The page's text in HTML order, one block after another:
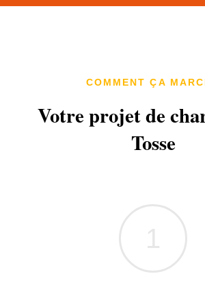
COMMENT ÇA
Votre projet de
Tosse
1